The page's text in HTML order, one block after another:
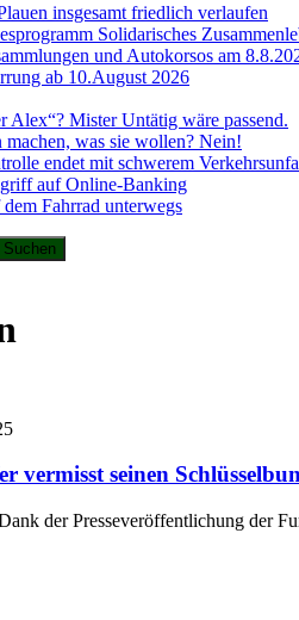
insgesamt friedlich verlaufen
Solidarisches
und Autokorsos am
ab 10.August 2026
Alex“? Mister Untätig wäre passend.
was sie wollen? Nein!
endet mit schwerem
auf Online-Banking
Fahrrad unterwegs
vermisst seinen
der Presseveröffentlichung der